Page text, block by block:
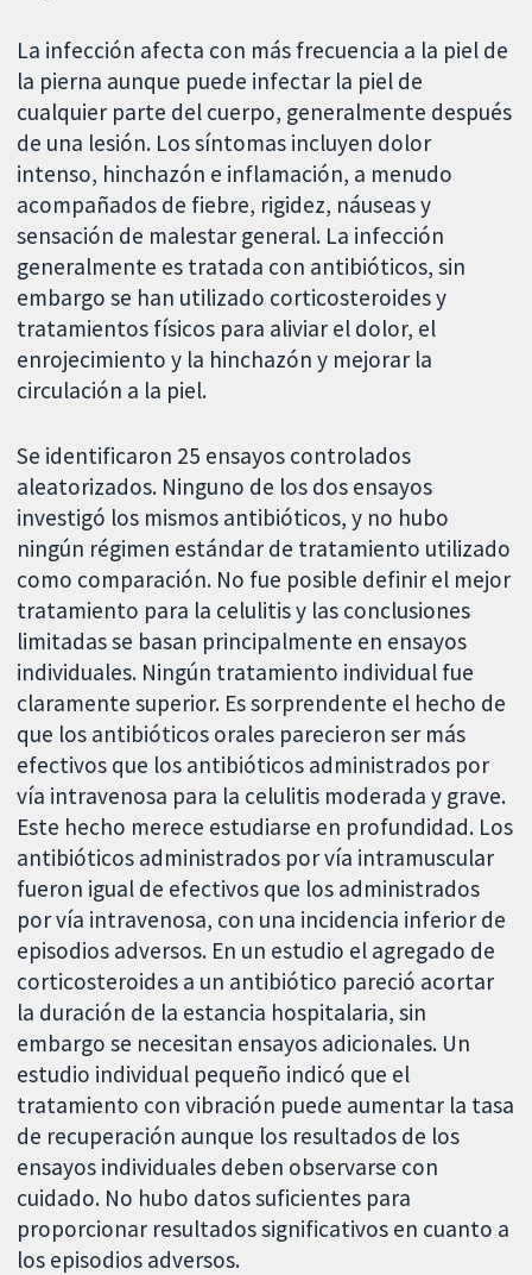
La infección afecta con más frecuencia a la piel de
la pierna aunque puede infectar la piel de
cualquier parte del cuerpo, generalmente después
de una lesión. Los síntomas incluyen dolor
intenso, hinchazón e inflamación, a menudo
acompañados de fiebre, rigidez, náuseas y
sensación de malestar general. La infección
generalmente es tratada con antibióticos, sin
embargo se han utilizado corticosteroides y
tratamientos físicos para aliviar el dolor, el
enrojecimiento y la hinchazón y mejorar la
circulación a la piel.
Se identificaron 25 ensayos controlados
aleatorizados. Ninguno de los dos ensayos
investigó los mismos antibióticos, y no hubo
ningún régimen estándar de tratamiento utilizado
como comparación. No fue posible definir el mejor
tratamiento para la celulitis y las conclusiones
limitadas se basan principalmente en ensayos
individuales. Ningún tratamiento individual fue
claramente superior. Es sorprendente el hecho de
que los antibióticos orales parecieron ser más
efectivos que los antibióticos administrados por
vía intravenosa para la celulitis moderada y grave.
Este hecho merece estudiarse en profundidad. Los
antibióticos administrados por vía intramuscular
fueron igual de efectivos que los administrados
por vía intravenosa, con una incidencia inferior de
episodios adversos. En un estudio el agregado de
corticosteroides a un antibiótico pareció acortar
la duración de la estancia hospitalaria, sin
embargo se necesitan ensayos adicionales. Un
estudio individual pequeño indicó que el
tratamiento con vibración puede aumentar la tasa
de recuperación aunque los resultados de los
ensayos individuales deben observarse con
cuidado. No hubo datos suficientes para
proporcionar resultados significativos en cuanto a
los episodios adversos.